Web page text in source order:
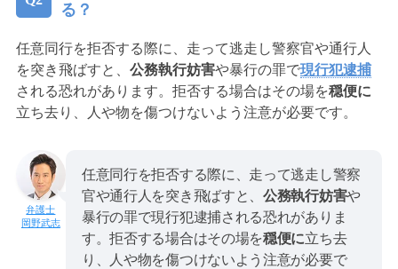
る？
任意同行を拒否する際に、走って逃走し警察官や通行人
を突き飛ばすと、 公務執行妨害や暴行の罪で現行犯逮捕
される恐れがあります。拒否する場合はその場を穏便に
立ち去り、人や物を傷つけないよう注意が必要です。
岡野武志
任意同行を拒否する際に、走って逃走し警察
官や通行人を突き飛ばすと、公務執行妨害や
暴行の罪で現行犯逮捕される恐れがありま
す。拒否する場合はその場を穏便に立ち去
り、人や物を傷つけないよう注意が必要で